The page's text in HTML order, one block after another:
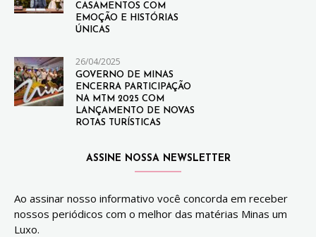
CASAMENTOS COM
EMOÇÃO E HISTÓRIAS
ÚNICAS
26/04/2025
GOVERNO DE MINAS
ENCERRA PARTICIPAÇÃO
NA MTM 2025 COM
LANÇAMENTO DE NOVAS
ROTAS TURÍSTICAS
ASSINE NOSSA NEWSLETTER
Ao assinar nosso informativo você concorda em receber
nossos periódicos com o melhor das matérias Minas um
Luxo.